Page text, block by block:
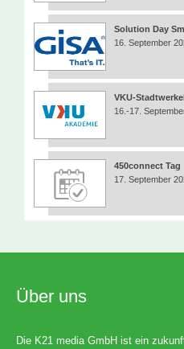
Solution Day
16. September
VKU-
16.-17.
450connect Tag
17. September
Über uns
Die K21 media GmbH ist ein